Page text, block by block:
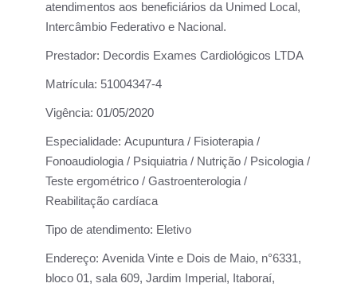
atendimentos aos beneficiários da Unimed Local,
Intercâmbio Federativo e Nacional.
Prestador: Decordis Exames Cardiológicos LTDA
Matrícula: 51004347-4
Vigência: 01/05/2020
Especialidade: Acupuntura / Fisioterapia /
Fonoaudiologia / Psiquiatria / Nutrição / Psicologia /
Teste ergométrico / Gastroenterologia /
Reabilitação cardíaca
Tipo de atendimento: Eletivo
Endereço: Avenida Vinte e Dois de Maio, n°6331,
bloco 01, sala 609, Jardim Imperial, Itaboraí,